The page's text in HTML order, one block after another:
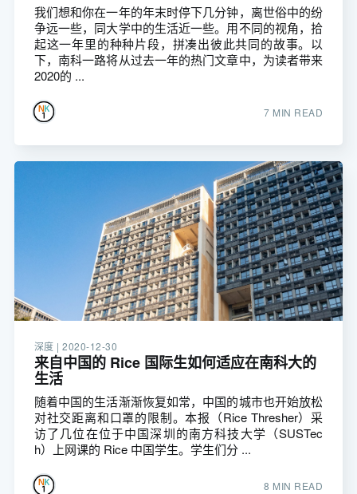
我们想和你在一年的年末时停下几分钟，离世俗中的纷
争远一些，同大学中的生活近一些。用不同的视角，拾
起这一年里的种种片段，拼凑出彼此共同的故事。以
下，南科一路将从过去一年的热门文章中，为读者带来
2020的 ...
7 MIN READ
深度 |2020-12-30
来自中国的 Rice 国际生如何适应在南科大的
生活
随着中国的生活渐渐恢复如常，中国的城市也开始放松
对社交距离和口罩的限制。本报（Rice Thresher）采
访了几位在位于中国深圳的南方科技大学（SUSTec
h）上网课的 Rice 中国学生。学生们分 ...
8 MIN READ